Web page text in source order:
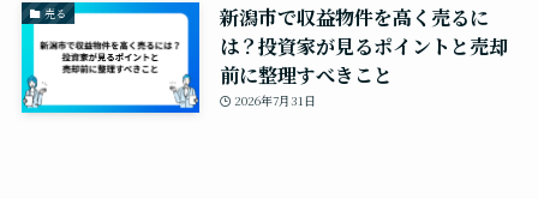
売る
新潟市で収益物件を高く売るに
は？投資家が見るポイントと売却
前に整理すべきこと
2026年7月31日